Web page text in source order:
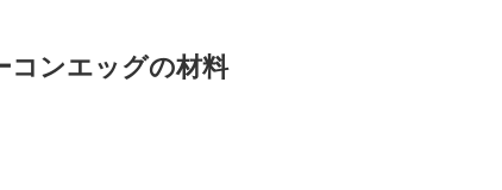
コンエッグの材料